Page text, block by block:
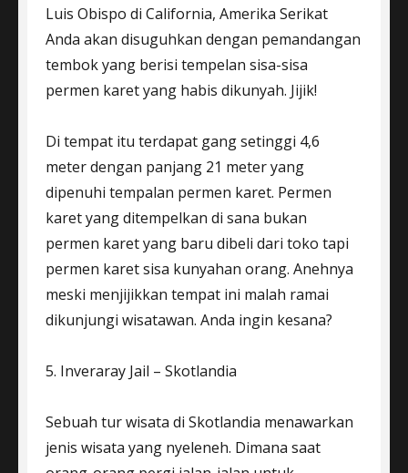
Luis Obispo di California, Amerika Serikat
Anda akan disuguhkan dengan pemandangan
tembok yang berisi tempelan sisa-sisa
permen karet yang habis dikunyah. Jijik!
Di tempat itu terdapat gang setinggi 4,6
meter dengan panjang 21 meter yang
dipenuhi tempalan permen karet. Permen
karet yang ditempelkan di sana bukan
permen karet yang baru dibeli dari toko tapi
permen karet sisa kunyahan orang. Anehnya
meski menjijikkan tempat ini malah ramai
dikunjungi wisatawan. Anda ingin kesana?
5. Inveraray Jail – Skotlandia
Sebuah tur wisata di Skotlandia menawarkan
jenis wisata yang nyeleneh. Dimana saat